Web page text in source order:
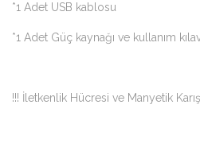
*1 Adet USB kablosu
*1 Adet Güç kaynağı ve kullanım
!!! İletkenlik Hücresi ve Manyetik